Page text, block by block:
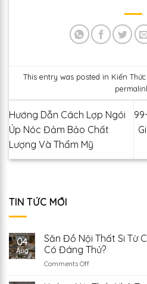
TIN TỨC MỚI
04
Aug
Săn Đồ Nội Thất Si Từ
Có Đáng Thử?
Comments Offon
This entry was posted in Kiến
Hướng Dẫn Cách Lợp Ngói
Úp Nóc Đảm Bảo Chất
Lượng Và Thẩm Mỹ